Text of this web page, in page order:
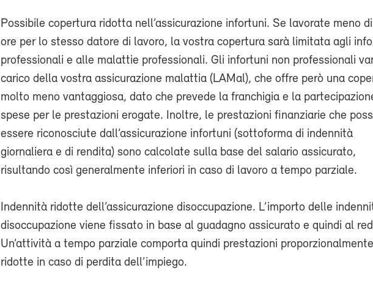
Possibile copertura ridotta nell’assicurazione infortuni. Se lavorate meno
ore per lo stesso datore di lavoro, la vostra copertura sarà limitata agli
professionali e alle malattie professionali. Gli infortuni non professionali
carico della vostra assicurazione malattia (LAMal), che offre però una
molto meno vantaggiosa, dato che prevede la franchigia e la
spese per le prestazioni erogate. Inoltre, le prestazioni finanziarie che
essere riconosciute dall’assicurazione infortuni (sottoforma di indennità
giornaliera e di rendita) sono calcolate sulla base del salario assicurato,
risultando così generalmente inferiori in caso di lavoro a tempo parziale.
Indennità ridotte dell’assicurazione disoccupazione. L’importo delle
disoccupazione viene fissato in base al guadagno assicurato e quindi al
Un’attività a tempo parziale comporta quindi prestazioni proporzionalmente
ridotte in caso di perdita dell’impiego.